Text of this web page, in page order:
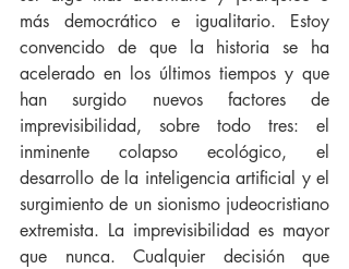
más democrático e igualitario. Estoy
convencido de que la historia se ha
acelerado en los últimos tiempos y que
han surgido nuevos factores de
imprevisibilidad, sobre todo tres: el
inminente colapso ecológico, el
desarrollo de la inteligencia artificial y el
surgimiento de un sionismo judeocristiano
extremista. La imprevisibilidad es mayor
que nunca. Cualquier decisión que